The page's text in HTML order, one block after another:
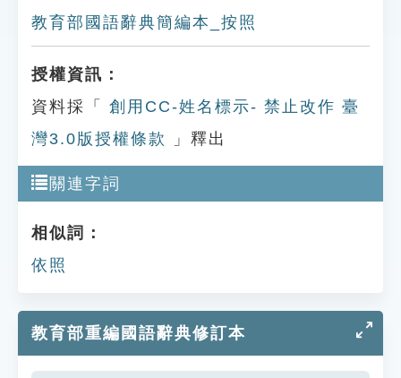
教育部國語辭典簡編本_按照
授權資訊：
資料採「
創用CC-姓名標示- 禁止改作 臺
灣3.0版授權條款
」釋出
關連字詞
相似詞：
依照
教育部重編國語辭典修訂本